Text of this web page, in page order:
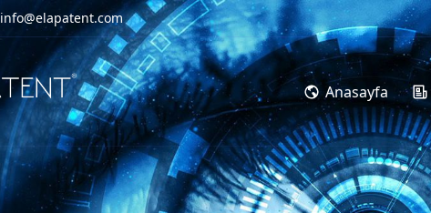
info@elapatent.com
Anasayfa